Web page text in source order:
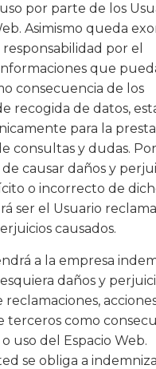
por parte de los
Asimismo queda
por el
que
consecuencia de los
recogida de datos,
para la
consultas y dudas.
de causar daños y
o incorrecto de
ser el Usuario
causados.
a la empresa
daños y
reclamaciones,
terceros como
uso del Espacio Web.
se obliga a